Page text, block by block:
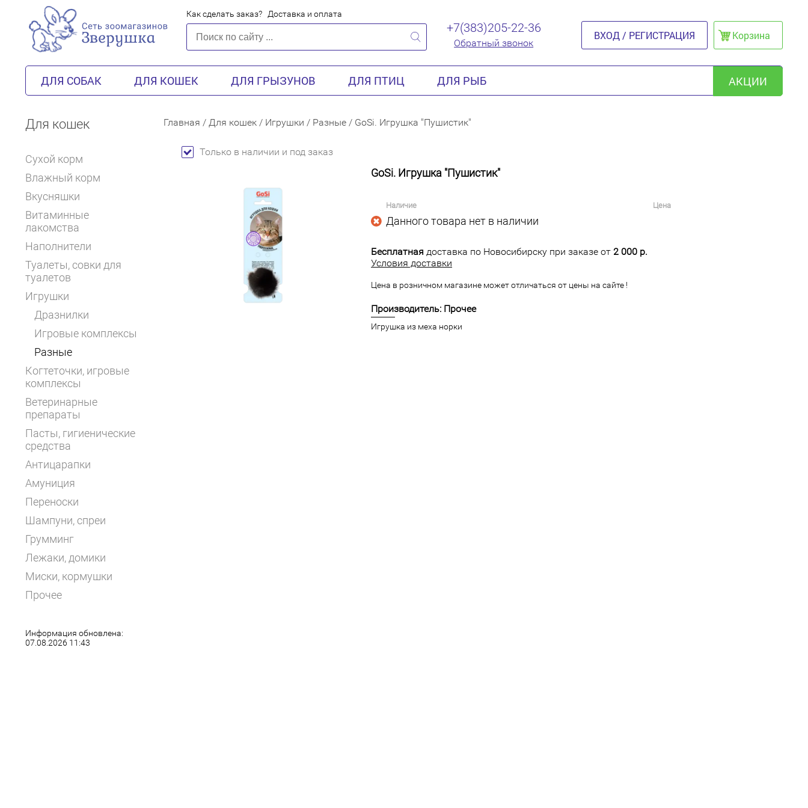
Как сделать заказ? Доставка и оплата
+7(383)205-22-36
Обратный звонок
ВХОД / РЕГИСТРАЦИЯ Корзина
ДЛЯ СОБАК ДЛЯ КОШЕК ДЛЯ ГРЫЗУНОВ ДЛЯ ПТИЦ ДЛЯ РЫБ АКЦИИ
Для кошек
Сухой корм
Влажный корм
Вкусняшки
Витаминные
лакомства
Наполнители
Туалеты, совки для
туалетов
Игрушки
Дразнилки
Игровые комплексы
Разные
Когтеточки, игровые
комплексы
Ветеринарные
препараты
Пасты, гигиенические
средства
Антицарапки
Амуниция
Переноски
Шампуни, спреи
Грумминг
Лежаки, домики
Миски, кормушки
Прочее
Информация обновлена:
07.08.2026 11:43
Главная / Для кошек / Игрушки / Разные / GoSi. Игрушка "Пушистик"
Только в наличии и под заказ
GoSi. Игрушка "Пушистик"
Наличие Цена
Данного товара нет в наличии
Бесплатная доставка по Новосибирску при заказе от 2 000 р.
Условия доставки
Цена в розничном магазине может отличаться от цены на сайте !
Производитель: Прочее
Игрушка из меха норки